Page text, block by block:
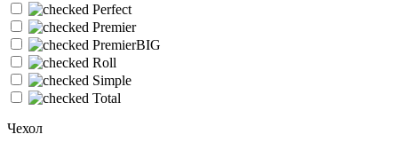
Perfect
Premier
PremierBIG
Roll
Simple
Total
Чехол